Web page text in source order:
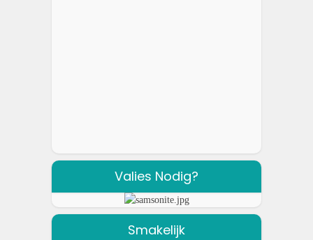
Valies Nodig?
Smakelijk